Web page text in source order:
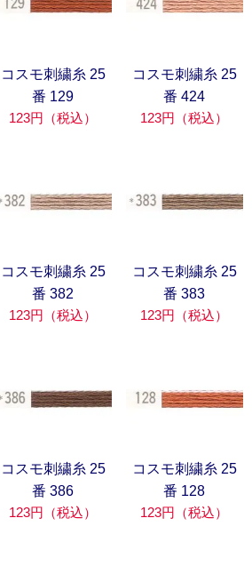
コスモ刺繍糸 25
番 129
123円（税込）
コスモ刺繍糸 25
番 424
123円（税込）
コスモ刺繍糸 25
番 382
123円（税込）
コスモ刺繍糸 25
番 383
123円（税込）
コスモ刺繍糸 25
番 386
123円（税込）
コスモ刺繍糸 25
番 128
123円（税込）